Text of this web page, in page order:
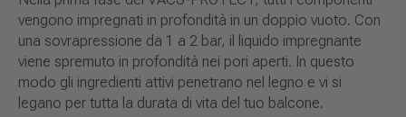
vengono impregnati in profondità in un doppio vuoto. Con
una sovrapressione da 1 a 2 bar, il liquido impregnante
viene spremuto in profondità nei pori aperti. In questo
modo gli ingredienti attivi penetrano nel legno e vi si
legano per tutta la durata di vita del tuo balcone.